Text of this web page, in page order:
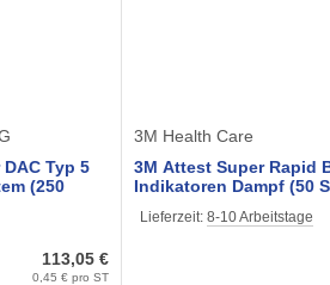
Typ 5
(250
113,05 €
0,45 € pro ST
3M Health Care
3M Attest Super Rapid
Indikatoren Dampf (50
Lieferzeit: 8-10 Arbeitstage